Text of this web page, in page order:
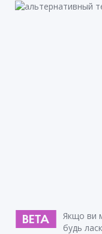
Якщо ви
будь